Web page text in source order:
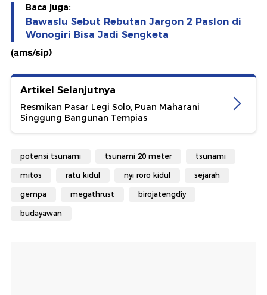
Baca juga:
Bawaslu Sebut Rebutan Jargon 2 Paslon di
Wonogiri Bisa Jadi Sengketa
(ams/sip)
Artikel Selanjutnya
Resmikan Pasar Legi Solo, Puan Maharani
Singgung Bangunan Tempias
potensi tsunami tsunami 20 meter tsunami
mitos ratu kidul nyi roro kidul sejarah
gempa megathrust birojatengdiy
budayawan